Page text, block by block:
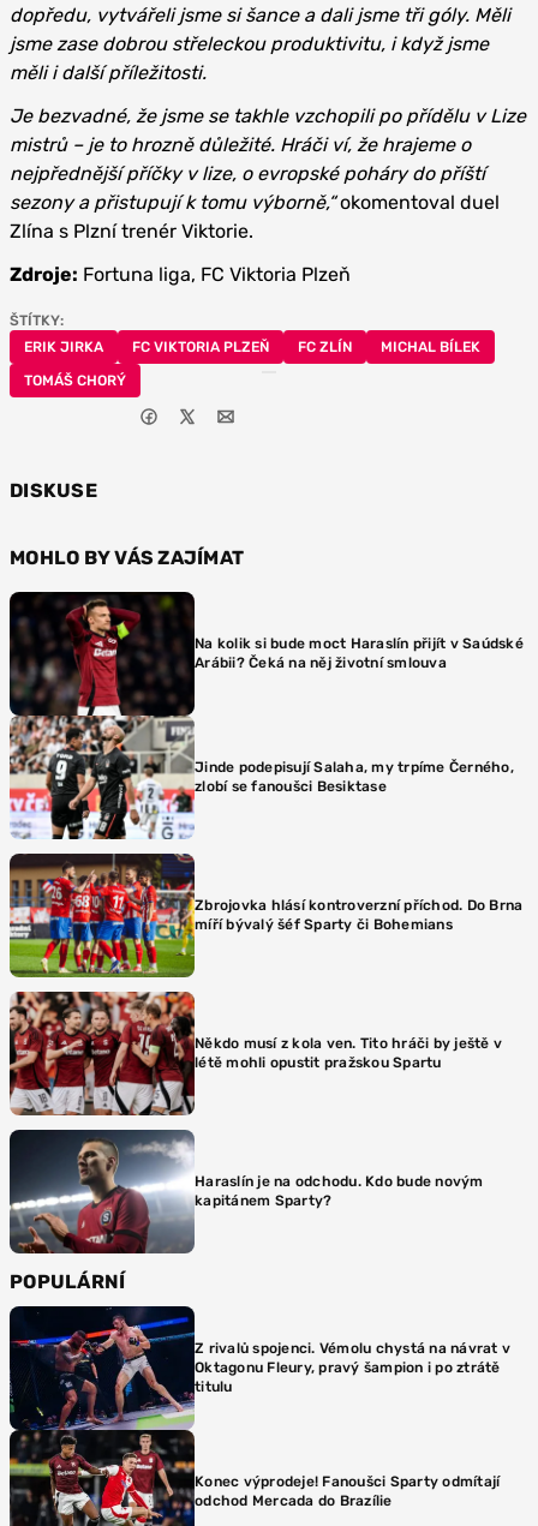
dopředu, vytvářeli jsme si šance a dali jsme tři góly. Měli
jsme zase dobrou střeleckou produktivitu, i když jsme
měli i další příležitosti.
Je bezvadné, že jsme se takhle vzchopili po přídělu v Lize
mistrů – je to hrozně důležité. Hráči ví, že hrajeme o
nejpřednější příčky v lize, o evropské poháry do příští
sezony a přistupují k tomu výborně,“okomentoval duel
Zlína s Plzní trenér Viktorie.
Zdroje: Fortuna liga, FC Viktoria Plzeň
ŠTÍTKY:
ERIK JIRKA
FC VIKTORIA PLZEŇ FC ZLÍN
MICHAL BÍLEK
TOMÁŠ CHORÝ
DISKUSE
MOHLO BY VÁS ZAJÍMAT
Na kolik si bude moct Haraslín přijít v Saúdské
Arábii? Čeká na něj životní smlouva
Jinde podepisují Salaha, my trpíme Černého,
zlobí se fanoušci Besiktase
Zbrojovka hlásí kontroverzní příchod. Do Brna
míří bývalý šéf Sparty či Bohemians
Někdo musí z kola ven. Tito hráči by ještě v
létě mohli opustit pražskou Spartu
Haraslín je na odchodu. Kdo bude novým
kapitánem Sparty?
POPULÁRNÍ
Z rivalů spojenci. Vémolu chystá na návrat v
Oktagonu Fleury, pravý šampion i po ztrátě
titulu
Konec výprodeje! Fanoušci Sparty odmítají
odchod Mercada do Brazílie